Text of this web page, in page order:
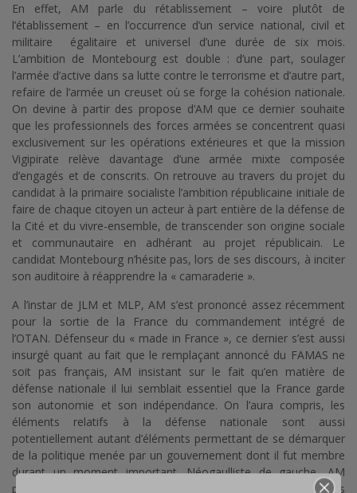
En effet, AM parle du rétablissement – voire plutôt de
l’établissement – en l’occurrence d’un service national, civil et
militaire égalitaire et universel d’une durée de six mois.
L’ambition de Montebourg est double : d’une part, soulager
l’armée d’active dans sa lutte contre le terrorisme et d’autre part,
refaire de l’armée un creuset où se forge la cohésion nationale.
On devine à partir des propose d’AM que ce dernier souhaite
que les professionnels des forces armées se concentrent quasi
exclusivement sur les opérations extérieures et que la mission
Vigipirate relève davantage d’une armée mixte composée
d’engagés et de conscrits. On retrouve au travers du projet du
candidat à la primaire socialiste l’ambition républicaine initiale de
faire de chaque citoyen un acteur à part entière de la défense de
la Cité et du vivre-ensemble, de transcender son origine sociale
et communautaire en adhérant au projet républicain. Le
candidat Montebourg n’hésite pas, lors de ses discours, à inciter
son auditoire à réapprendre la « camaraderie ».
A l’instar de JLM et MLP, AM s’est prononcé assez récemment
pour la sortie de la France du commandement intégré de
l’OTAN. Défenseur du « made in France », ce dernier s’est aussi
insurgé quant au fait que le remplaçant annoncé du FAMAS ne
soit pas français, AM insistant sur le fait qu’en matière de
défense nationale il lui semblait essentiel que la France garde
son autonomie et son indépendance. On l’aura compris, les
éléments relatifs à la défense nationale sont aussi
potentiellement autant d’éléments permettant de se démarquer
de la politique menée par un gouvernement dont il fut membre
durant un moment important. Néogaulliste de gauche, AM
préconise une diplomatie située à équidistance de celle des